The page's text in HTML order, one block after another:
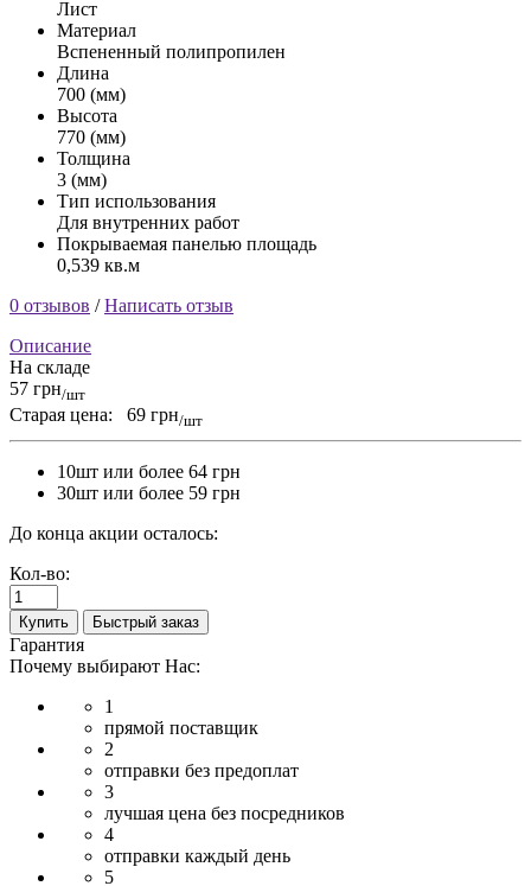
Лист
Материал
Вспененный полипропилен
Длина
700 (мм)
Высота
770 (мм)
Толщина
3 (мм)
Тип использования
Для внутренних работ
Покрываемая панелью площадь
0,539 кв.м
0 отзывов /Написать отзыв
Описание
На складе
57 грн/шт
Старая цена: 69 грн/шт
10шт или более 64 грн
30шт или более 59 грн
До конца акции осталось:
Кол-во:
Купить Быстрый заказ
Гарантия
Почему выбирают Нас:
1
прямой поставщик
2
отправки без предоплат
3
лучшая цена без посредников
4
отправки каждый день
5